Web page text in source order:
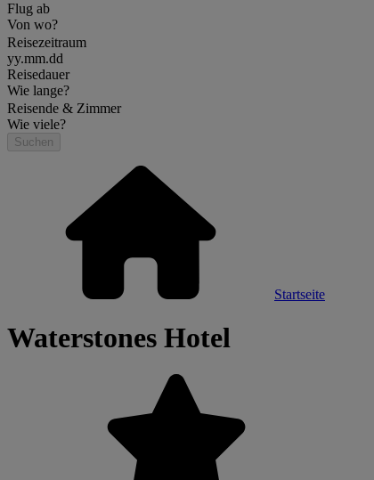
Flug ab
Von wo?
Reisezeitraum
yy.mm.dd
Reisedauer
Wie lange?
Reisende & Zimmer
Wie viele?
Suchen
Startseite
Waterstones Hotel